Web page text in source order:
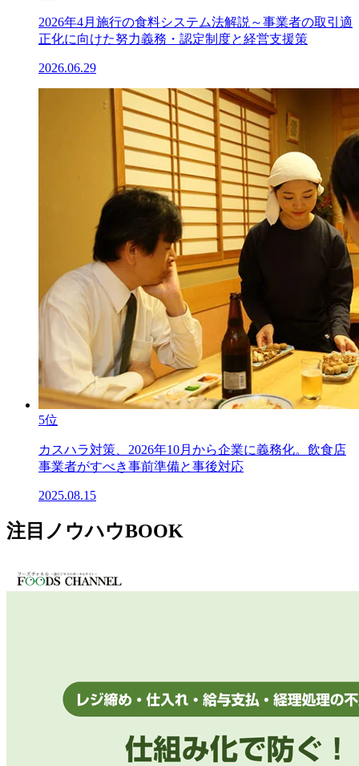
2026年4月施行の食料システム法解説～事業者の取引適
正化に向けた努力義務・認定制度と経営支援策
2026.06.29
5位
カスハラ対策、2026年10月から企業に義務化。飲食店
事業者がすべき事前準備と事後対応
2025.08.15
注目ノウハウBOOK